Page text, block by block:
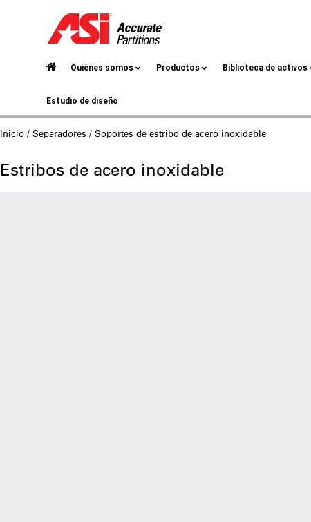
Quiénes somos Productos Biblioteca de activos
Estudio de diseño
Inicio / Separadores / Soportes de estribo de acero inoxidable
Estribos de acero inoxidable